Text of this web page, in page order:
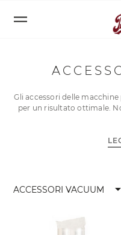
Gli accessori delle
per un risultato ottimale.
ACCESSORI VACUUM arrow_drop_down